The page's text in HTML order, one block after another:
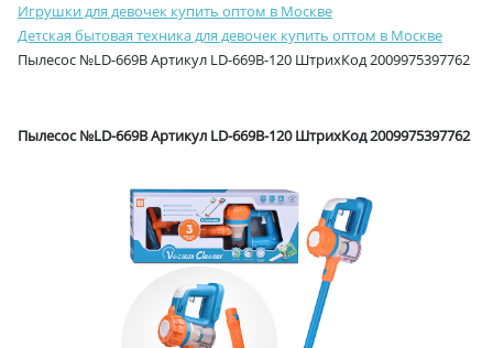
Игрушки для девочек купить оптом в Москве
Детская бытовая техника для девочек купить оптом в Москве
Пылесос №LD-669B Артикул LD-669B-120 ШтрихКод 2009975397762
Пылесос №LD-669B Артикул LD-669B-120 ШтрихКод 2009975397762